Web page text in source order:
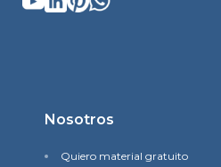
Nosotros
Quiero material gratuito